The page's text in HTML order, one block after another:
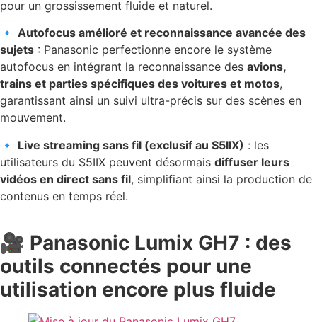
pour un grossissement fluide et naturel.
🔹 Autofocus amélioré et reconnaissance avancée des
sujets : Panasonic perfectionne encore le système
autofocus en intégrant la reconnaissance des avions,
trains et parties spécifiques des voitures et motos,
garantissant ainsi un suivi ultra-précis sur des scènes en
mouvement.
🔹 Live streaming sans fil (exclusif au S5IIX) : les
utilisateurs du S5IIX peuvent désormais diffuser leurs
vidéos en direct sans fil, simplifiant ainsi la production de
contenus en temps réel.
🎥 Panasonic Lumix GH7 : des
outils connectés pour une
utilisation encore plus fluide